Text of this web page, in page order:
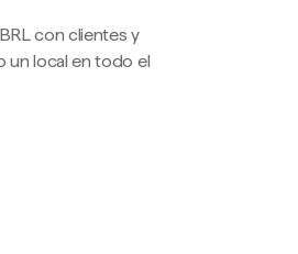
con clientes y
un local en todo el